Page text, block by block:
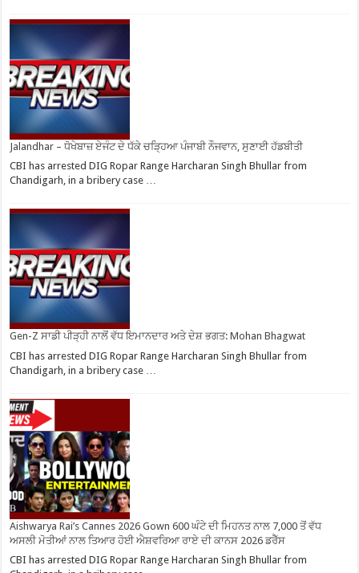
Jalandhar – ਧੋਖੇਬਾਜ਼ ਏਜੰਟ ਦੇ ਧੱਕੇ ਚੜ੍ਹਿਆ ਪੰਜਾਬੀ ਨੌਜਵਾਨ, ਸੁਣਾਈ ਹੱਡਬੀਤੀ
CBI has arrested DIG Ropar Range Harcharan Singh Bhullar from
Chandigarh, in a bribery case …
Gen-Z ਸਾਡੀ ਪੀੜ੍ਹੀ ਨਾਲੋਂ ਵੱਧ ਇਮਾਨਦਾਰ ਅਤੇ ਦੇਸ਼ ਭਗਤ: Mohan Bhagwat
CBI has arrested DIG Ropar Range Harcharan Singh Bhullar from
Chandigarh, in a bribery case …
Aishwarya Rai’s Cannes 2026 Gown 600 ਘੰਟੇ ਦੀ ਮਿਹਨਤ ਨਾਲ 7,000 ਤੋਂ ਵੱਧ
ਅਸਲੀ ਮੋਤੀਆਂ ਨਾਲ ਤਿਆਰ ਹੋਈ ਐਸ਼ਵਰਿਆ ਰਾਏ ਦੀ ਕਾਨਸ 2026 ਡਰੈੱਸ
CBI has arrested DIG Ropar Range Harcharan Singh Bhullar from